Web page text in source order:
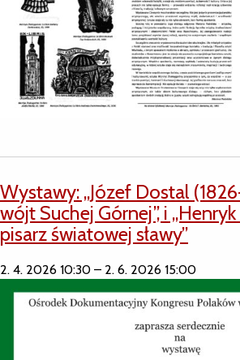
Wystawy: „Józef Dostal
wójt Suchej Górnej”, i
pisarz światowej sławy”
2. 4. 2026 10:30 – 2. 6. 2026 15:00